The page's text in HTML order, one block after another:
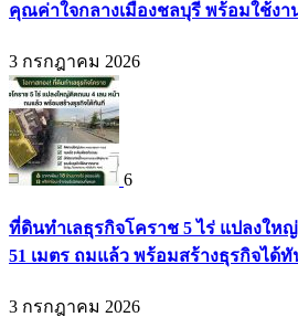
คุณค่าใจกลางเมืองชลบุรี พร้อมใช้งา
3 กรกฎาคม 2026
6
ที่ดินทำเลธุรกิจโคราช 5 ไร่ แปลงให
51 เมตร ถมแล้ว พร้อมสร้างธุรกิจได้
3 กรกฎาคม 2026